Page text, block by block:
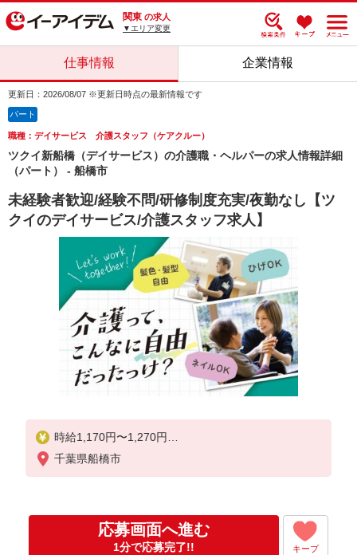
関東 の求人
▼エリア変更
仕事情報 企業情報
更新日：2026/08/07 ※更新日時点の最新情報です
パート
職種：デイサービス 介護スタッフ（ケアクルー）
ツクイ新船橋（デイサービス）の介護職・ヘルパーの求人情報詳細
（パート） - 船橋市
未経験者歓迎/経験不問/研修制度充実/夜勤なし【ツ
クイのデイサービス/介護スタッフ求人】
時給1,170円〜1,270円
★土日祝日は時給100円アップ！
千葉県船橋市
応募画面へ進む
1分で応募完了!! キープ